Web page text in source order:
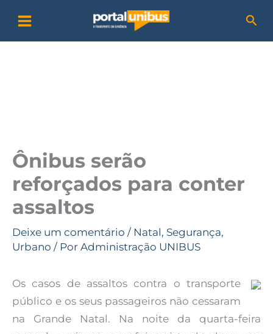
para
o
Ônibus serão
reforçados para conter
assaltos
Deixe um comentário / Natal, Segurança,
Urbano / Por Administração UNIBUS
Os casos de assaltos contra o transporte
público e os seus passageiros não cessaram
na Grande Natal. Na noite da quarta-feira
a